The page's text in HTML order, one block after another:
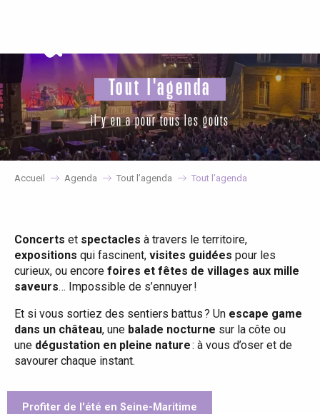
principal
Tout l'agenda
il y en a pour tous les goûts
Accueil Agenda Tout l’agenda Tout l’agenda
Concerts et spectacles à travers le territoire,
expositions qui fascinent, visites guidées pour les
curieux, ou encore foires et fêtes de villages aux mille
saveurs… Impossible de s’ennuyer !
Et si vous sortiez des sentiers battus ? Un escape game
dans un château, une balade nocturne sur la côte ou
une dégustation en pleine nature: à vous d’oser et de
savourer chaque instant.
Profiter de l'été en Seine-Maritime